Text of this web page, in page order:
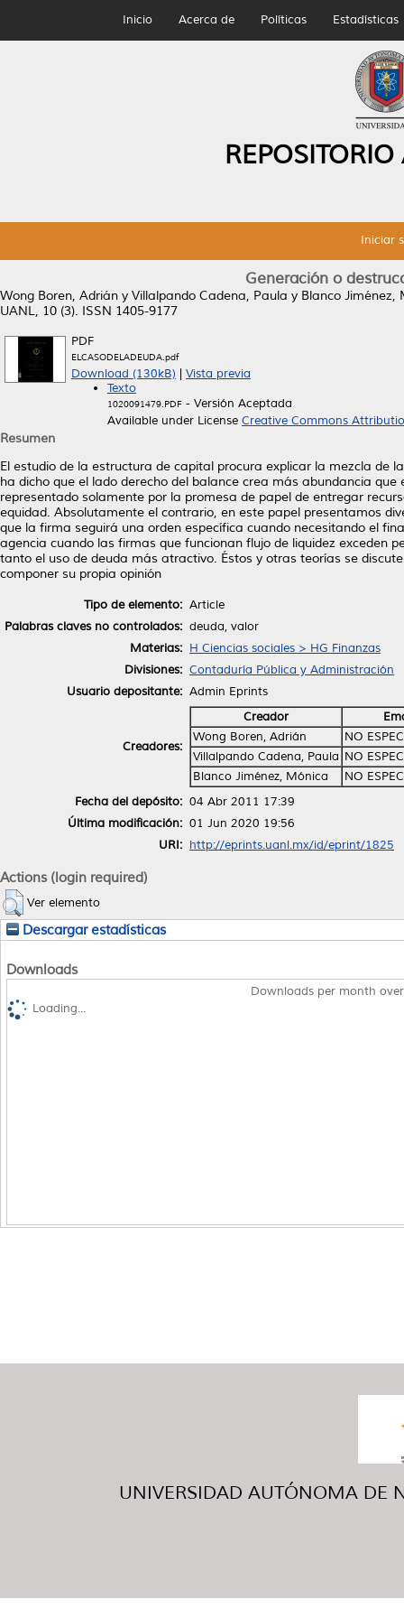
Inicio Acerca de Políticas Estadísticas
Iniciar
Generación o
Wong Boren, Adrián y Villalpando Cadena, Paula y Blanco Jiménez,
UANL, 10 (3). ISSN 1405-9177
PDF
ELCASODELADEUDA.pdf
Download (130kB)
Vista previa
Texto
1020091479.PDF - Versión Aceptada
Available under License Creative Commons
Resumen
El estudio de la estructura de capital procura explicar la mezcla de
ha dicho que el lado derecho del balance crea más abundancia
representado solamente por la promesa de papel de entregar
equidad. Absolutamente el contrario, en este papel presentamos
que la firma seguirá una orden específica cuando necesitando el
agencia cuando las firmas que funcionan flujo de liquidez exceden
tanto el uso de deuda más atractivo. Éstos y otras teorías se
componer su propia opinión
Tipo de elemento: Article
Palabras claves no controlados: deuda, valor
Materias: H Ciencias sociales > HG Finanzas
Divisiones: Contaduría Pública y Administración
Usuario depositante: Admin Eprints
Creadores:
Creador
Wong Boren, Adrián
NO
Villalpando Cadena, Paula NO
Blanco Jiménez, Mónica
NO
Fecha del depósito: 04 Abr 2011 17:39
Última modificación: 01 Jun 2020 19:56
URI: http://eprints.uanl.mx/id/eprint/1825
Actions (login required)
Ver elemento
Descargar estadísticas
Downloads
Downloads per month
Loading...
UNIVERSIDAD AUTÓNOMA DE